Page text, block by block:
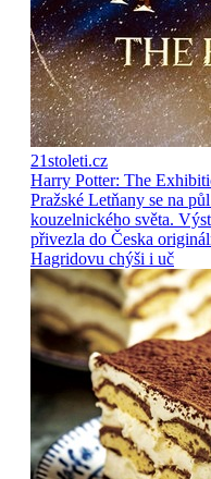
21stoleti.cz
Harry Potter: The
Pražské Letňany se na
kouzelnického světa.
přivezla do Česka
Hagridovu chýši i uč